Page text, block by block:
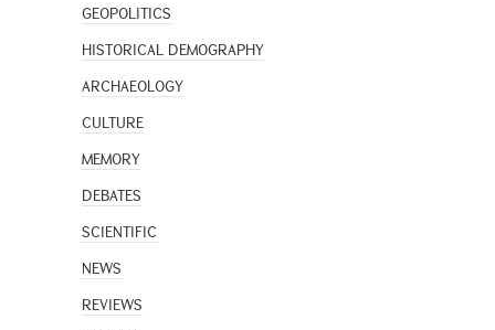
GEOPOLITICS
HISTORICAL DEMOGRAPHY
ARCHAEOLOGY
CULTURE
MEMORY
DEBATES
SCIENTIFIC
NEWS
REVIEWS